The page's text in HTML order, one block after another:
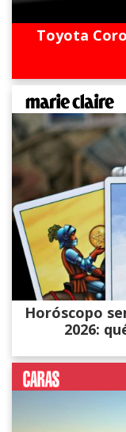
Toyota
Horóscopo
2026: